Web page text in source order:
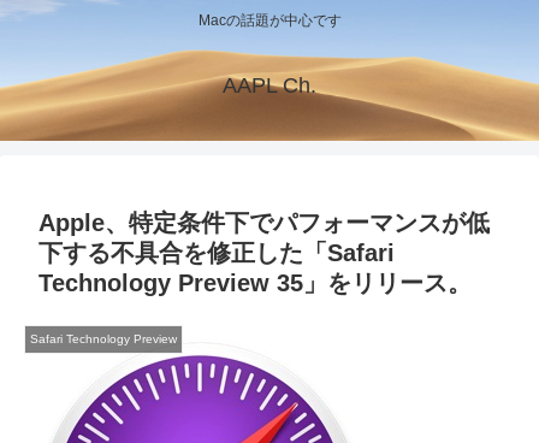
Macの話題が中心です
AAPL Ch.
Apple、特定条件下でパフォーマンスが低
下する不具合を修正した「Safari
Technology Preview 35」をリリース。
Safari Technology Preview